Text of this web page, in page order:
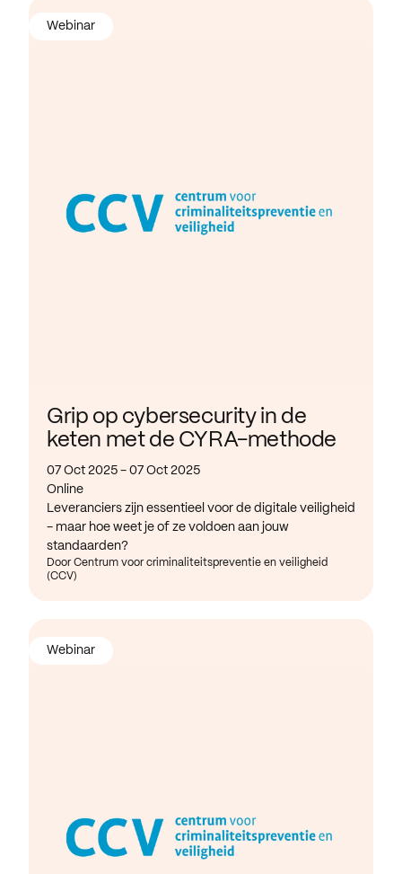
Grip op cybersecurity in de
keten met de CYRA-methode
07 Oct 2025 - 07 Oct 2025
Online
Leveranciers zijn essentieel voor de digitale veiligheid
- maar hoe weet je of ze voldoen aan jouw
standaarden?
Door Centrum voor criminaliteitspreventie en veiligheid
(CCV)
Webinar
Webinar